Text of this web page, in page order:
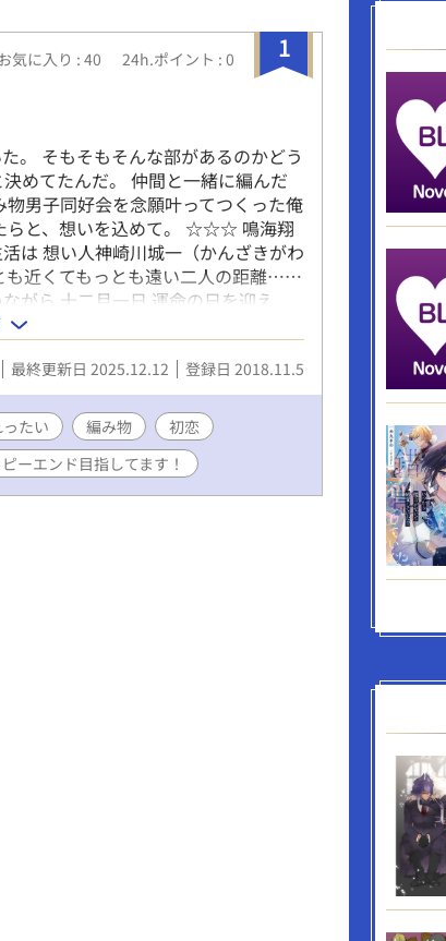
1
気に入り : 40 24h.ポイント : 0
。 そもそもそんな部があるのかどう
めてたんだ。 仲間と一緒に編んだ
男子同好会を念願叶ってつくった俺
らと、想いを込めて。 ☆☆☆ 鳴海翔
は 想い人神崎川城一（かんざきがわ
も近くてもっとも遠い二人の距離……
がら 十二月一日 運命の日を迎え
☆☆☆ ★は神崎川視点 ☆はそれ以外
ロっぽい内容 ＊※ Ｒ18
なくてごめんなさい。 ホント、じ
I still have feelings for him ー そ
最終更新日 2025.12.12 登録日 2018.11.5
ったい 編み物
初恋
ーエンド目指してます！